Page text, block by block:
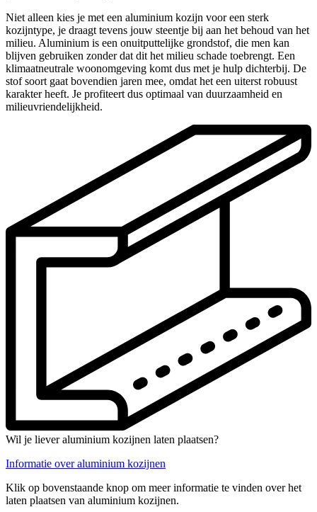
Niet alleen kies je met een aluminium kozijn voor een sterk
kozijntype, je draagt tevens jouw steentje bij aan het behoud van het
milieu. Aluminium is een onuitputtelijke grondstof, die men kan
blijven gebruiken zonder dat dit het milieu schade toebrengt. Een
klimaatneutrale woonomgeving komt dus met je hulp dichterbij. De
stof soort gaat bovendien jaren mee, omdat het een uiterst robuust
karakter heeft. Je profiteert dus optimaal van duurzaamheid en
milieuvriendelijkheid.
Wil je liever aluminium kozijnen laten plaatsen?
Informatie over aluminium kozijnen
Klik op bovenstaande knop om meer informatie te vinden over het
laten plaatsen van aluminium kozijnen.